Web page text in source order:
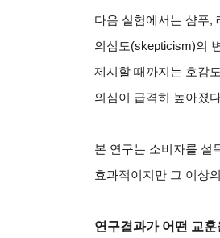
다음 실험에서는 샴푸,
의심도(skepticism)의
제시할 때까지는 호감
의심이 급격히 높아졌
본 연구는 소비자를 설
효과적이지만 그 이상
연구결과가 어떤 교훈